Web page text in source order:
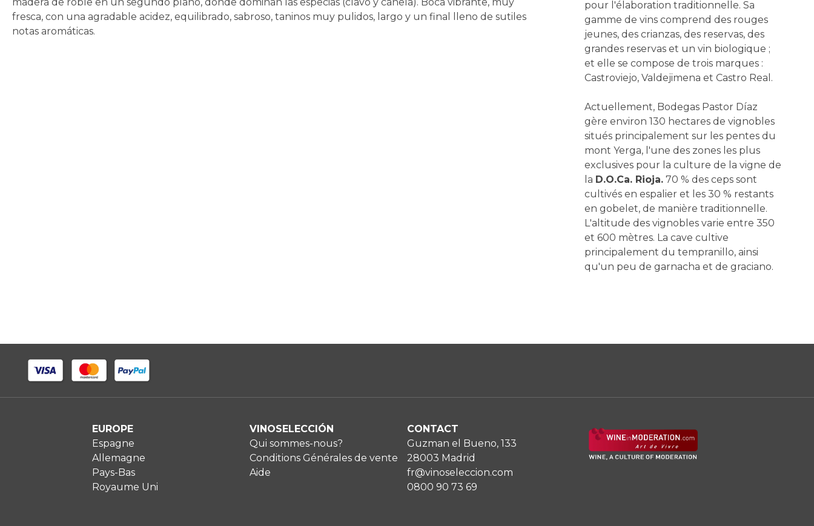
fresca, con una agradable acidez, equilibrado, sabroso, taninos muy pulidos, largo y un final lleno de sutiles
notas aromáticas.
pour l'élaboration traditionnelle. Sa
gamme de vins comprend des rouges
jeunes, des crianzas, des reservas, des
grandes reservas et un vin biologique ;
et elle se compose de trois marques :
Castroviejo, Valdejimena et Castro Real.
Actuellement, Bodegas Pastor Díaz
gère environ 130 hectares de vignobles
situés principalement sur les pentes du
mont Yerga, l'une des zones les plus
exclusives pour la culture de la vigne de
la D.O.Ca. Rioja.70 % des ceps sont
cultivés en espalier et les 30 % restants
en gobelet, de manière traditionnelle.
L'altitude des vignobles varie entre 350
et 600 mètres. La cave cultive
principalement du tempranillo, ainsi
qu'un peu de garnacha et de graciano.
EUROPE
Espagne
Allemagne
Pays-Bas
Royaume Uni
VINOSELECCIÓN
Qui sommes-nous?
Conditions Générales de vente
Aide
CONTACT
Guzman el Bueno, 133
28003 Madrid
fr@vinoseleccion.com
0800 90 73 69